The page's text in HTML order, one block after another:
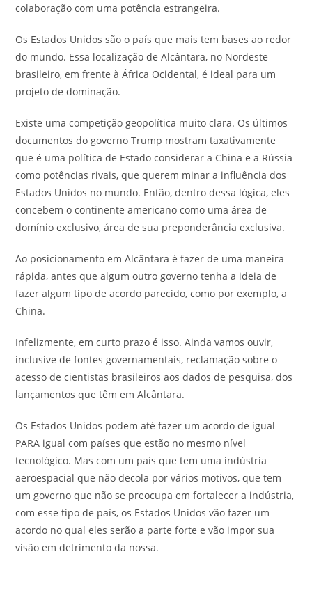
colaboração com uma potência estrangeira.
Os Estados Unidos são o país que mais tem bases ao redor
do mundo. Essa localização de Alcântara, no Nordeste
brasileiro, em frente à África Ocidental, é ideal para um
projeto de dominação.
Existe uma competição geopolítica muito clara. Os últimos
documentos do governo Trump mostram taxativamente
que é uma política de Estado considerar a China e a Rússia
como potências rivais, que querem minar a influência dos
Estados Unidos no mundo. Então, dentro dessa lógica, eles
concebem o continente americano como uma área de
domínio exclusivo, área de sua preponderância exclusiva.
Ao posicionamento em Alcântara é fazer de uma maneira
rápida, antes que algum outro governo tenha a ideia de
fazer algum tipo de acordo parecido, como por exemplo, a
China.
Infelizmente, em curto prazo é isso. Ainda vamos ouvir,
inclusive de fontes governamentais, reclamação sobre o
acesso de cientistas brasileiros aos dados de pesquisa, dos
lançamentos que têm em Alcântara.
Os Estados Unidos podem até fazer um acordo de igual
PARA igual com países que estão no mesmo nível
tecnológico. Mas com um país que tem uma indústria
aeroespacial que não decola por vários motivos, que tem
um governo que não se preocupa em fortalecer a indústria,
com esse tipo de país, os Estados Unidos vão fazer um
acordo no qual eles serão a parte forte e vão impor sua
visão em detrimento da nossa.